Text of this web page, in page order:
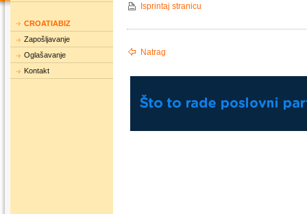
CROATIABIZ
Zapošljavanje
Oglašavanje
Kontakt
Isprintaj stranicu
Natrag